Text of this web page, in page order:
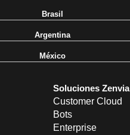
Soluciones Zenvia
Customer Cloud
Bots
Enterprise
Brasil
Argentina
México